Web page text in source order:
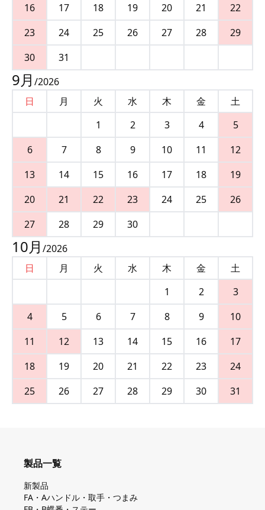
16
17 18 19 20 21
22
23
24 25 26 27 28
29
30
31
9月 /2026
日
月 火 水 木 金
土
1
2 3 4
5
6
7 8 9 10 11
12
13
14 15 16 17 18
19
20
21 22 23 24 25
26
27
28 29 30
10月 /2026
日
月 火 水 木 金
土
1
2
3
4
5 6 7 8 9
10
11
12 13 14 15 16
17
18
19 20 21 22 23
24
25
26 27 28 29 30 31
製品一覧
新製品
FA・Aハンドル・取手・つまみ